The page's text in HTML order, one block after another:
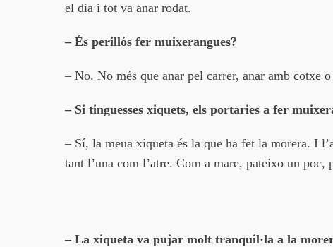
el dia i tot va anar rodat.
– És perillós fer muixerangues?
– No. No més que anar pel carrer, anar amb cotxe
– Si tinguesses xiquets, els portaries a fer
– Sí, la meua xiqueta és la que ha fet la morera. I
tant l’una com l’atre. Com a mare, pateixo un poc,
– La xiqueta va pujar molt tranquil·la a la